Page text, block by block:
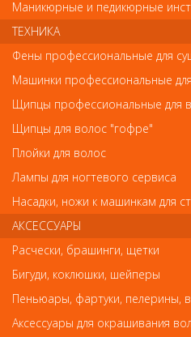
Обратите внимание
Внешний вид товара «1247-7310
вида и комплектности реального
описанием на сайте не является
качества товара.
Так же советуем
- 32 %
Маникюрные и педикюрные
ТЕХНИКА
Фены профессиональные для
Машинки профессиональные
Щипцы профессиональные для
Щипцы для волос "гофре"
Плойки для волос
Лампы для ногтевого сервиса
Насадки, ножи к машинкам для
АКСЕССУАРЫ
Расчески, брашинги, щетки
Бигуди, коклюшки, шейперы
Пеньюары, фартуки, пелерины,
Аксессуары для окрашивания